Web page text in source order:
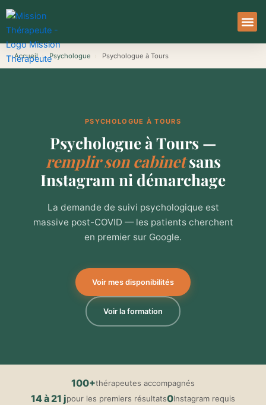
Aller
au
contenu
Accueil › Psychologue Psychologue à Tours
PSYCHOLOGUE À TOURS
Psychologue à Tours —
remplir son cabinetsans
Instagram ni démarchage
La demande de suivi psychologique est
massive post-COVID — les patients cherchent
en premier sur Google.
Voir mes disponibilités
Voir la formation
100+thérapeutes accompagnés
14 à 21 jpour les premiers résultats0Instagram requis